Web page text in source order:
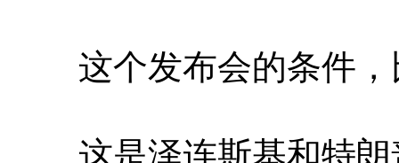
这个发布会的条件
这是泽连斯基和特